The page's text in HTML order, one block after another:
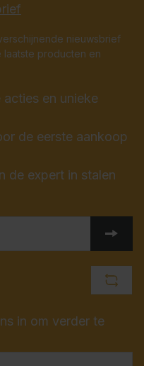
nieuwsbrief
producten en
en unieke
de eerste aankoop
de expert in stalen
in om verder te